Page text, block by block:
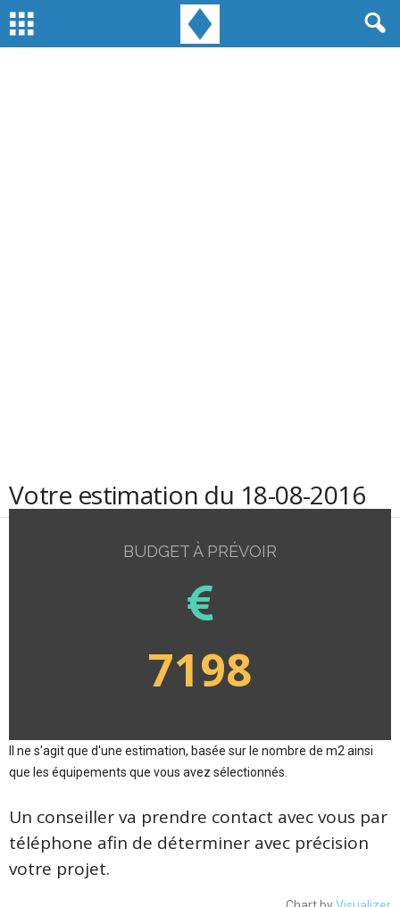
Votre estimation du 18-08-2016
BUDGET À PRÉVOIR
7198
Il ne s'agit que d'une estimation, basée sur le nombre de m2 ainsi
que les équipements que vous avez sélectionnés.
Un conseiller va prendre contact avec vous par
téléphone afin de déterminer avec précision
votre projet.